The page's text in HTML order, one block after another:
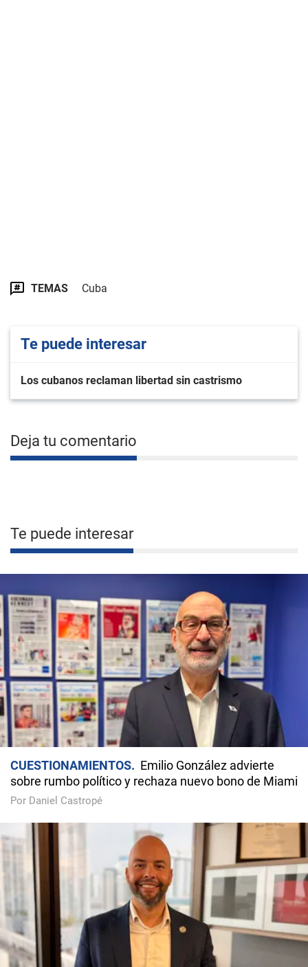
TEMAS Cuba
Te puede interesar
Los cubanos reclaman libertad sin castrismo
Deja tu comentario
Te puede interesar
CUESTIONAMIENTOS
Emilio González advierte
sobre rumbo político y rechaza nuevo bono de Miami
Por Daniel Castropé